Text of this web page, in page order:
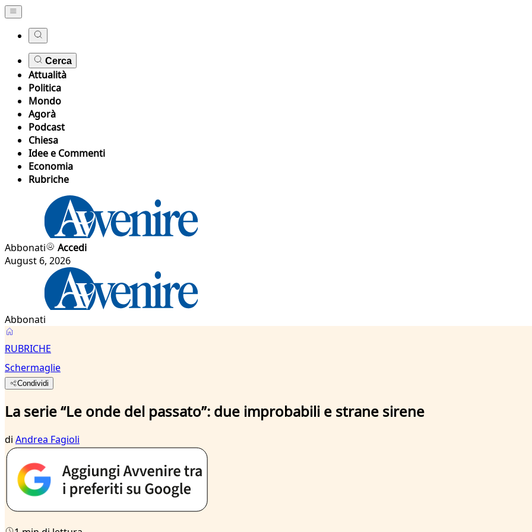
Cerca
Attualità
Politica
Mondo
Agorà
Podcast
Chiesa
Idee e Commenti
Economia
Rubriche
Abbonati
Accedi
August 6, 2026
Abbonati
RUBRICHE
Schermaglie
Condividi
La serie “Le onde del passato”: due improbabili e strane sirene
di Andrea Fagioli